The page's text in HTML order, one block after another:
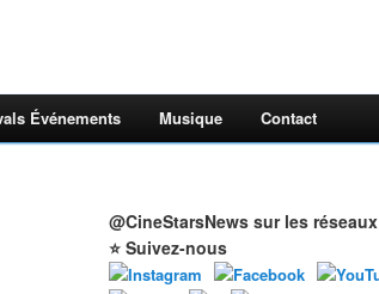
Événements Musique Contact
@CineStarsNews sur les réseaux
⭐ Suivez-nous